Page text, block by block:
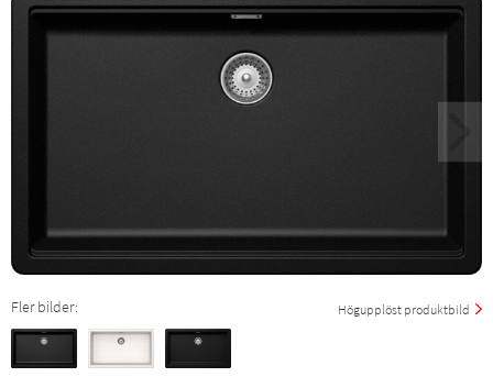
Sök:
Högupplöst produktbild
Fler bilder: